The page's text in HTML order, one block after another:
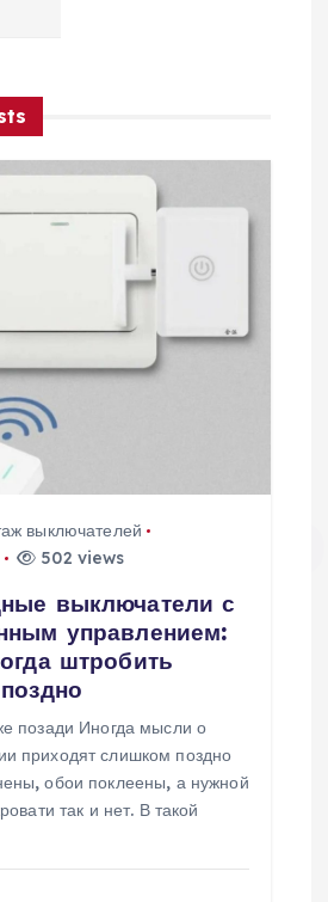
выключателей
502 views
выключатели с
управлением:
штробить
позади Иногда мысли о
приходят слишком поздно
обои поклеены, а нужной
так и нет. В такой